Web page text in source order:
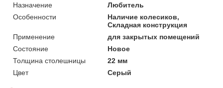
Назначение
Любитель
Особенности
Наличие колесиков,
Складная конструкция
Применение
для закрытых помещений
Состояние
Новое
Толщина столешницы
22 мм
Цвет
Серый